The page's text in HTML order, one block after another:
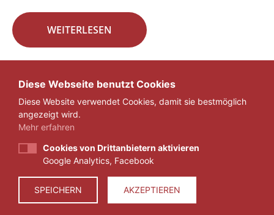
WEITERLESEN
« 1 ... 15 16 17 ... 29 »
IMPRESSUM
DATENSCHUTZ
© 2026 ZEIT FÜR VERANTWORTUNG E.V.
Diese Webseite benutzt Cookies
Diese Website verwendet Cookies, damit sie bestmöglich
angezeigt wird.
Mehr erfahren
Cookies von Drittanbietern aktivieren
Google Analytics, Facebook
SPEICHERN AKZEPTIEREN